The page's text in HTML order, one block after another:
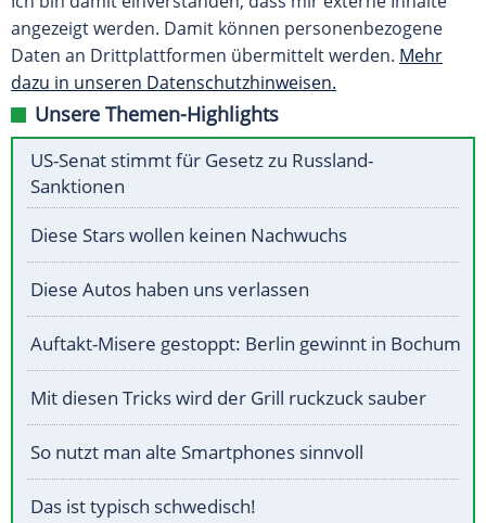
angezeigt werden. Damit können personenbezogene
Daten an Drittplattformen übermittelt werden. Mehr
dazu in unseren Datenschutzhinweisen.
Unsere Themen-Highlights
US-Senat stimmt für Gesetz zu Russland-
Sanktionen
Diese Stars wollen keinen Nachwuchs
Diese Autos haben uns verlassen
Auftakt-Misere gestoppt: Berlin gewinnt in Bochum
Mit diesen Tricks wird der Grill ruckzuck sauber
So nutzt man alte Smartphones sinnvoll
Das ist typisch schwedisch!